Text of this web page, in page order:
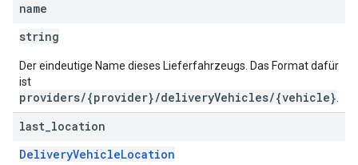
name
string
Der eindeutige Name dieses Lieferfahrzeugs. Das Format dafür
ist
providers/{provider}/deliveryVehicles/{vehicle}
last location
DeliveryVehicleLocation